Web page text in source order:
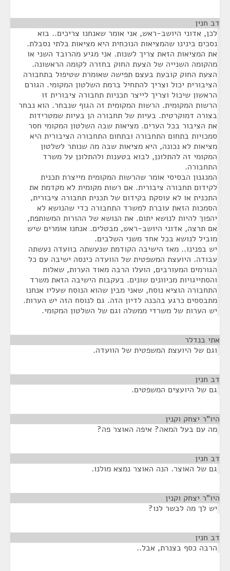
דב חנין
לכן, אדוני היושב-ראש, אני אומר שאנחנו צריכים.. בוא
נסכים בינינו שהמציאות הנוכחית היא מציאות בלתי נסבלת.
את המציאות הזאת צריך לשנות. אני מגיע מהרובד השני או
מהקומה השנייה של הצעת החוק בחזרה לקומה הראשונה.
הצעת החוק קובעת בעצם תפישה שאומרת שטיפול בתחבורה
הציבורית יכול וצריך להתחיל ברמת השלטון המקומי. הגורם
הראשון שיכול וצריך לייצר תכניות תחבורה ציבורית זו
הרשות המקומית. הרשות המקומית זה הגוף שנבחר. הוא נבחר
בצורה דמוקרטית. בעיות של תחבורה הן בעיות שמטרידות
את הציבור בכל הערים. מציאות שבה השלטון המקומי חסר
סמכויות בתחום התחבורה ובתחום התחבורה הציבורית היא
מציאות לא נכונה, היא מציאות שבה מה שנותר לשלטון
המקומי זה להתלונן, לבוא בטענות ולהתלונן על משרד
התחבורה.
המנגנון הבסיסי אומר שהרשות המקומית מייצרת תכנית
לקידום תחבורה ציבורית. אם רשות מקומית לא מקדמת את
התכנית או לא עוסקת בקידום של תכנית תחבורה ציבורית,
הסמכות הזאת עוברת למשרד התחבורה כדי שהנושא לא
יהפוך להיות לנושא יתום. את הנושא של ההורות המשותפת,
אם תרצה, אדוני היושב-ראש, מבטלים. אנחנו אומרים שיש
מוביל לנושא בכל אחד משני השלבים.
יש בפנינו.. מאז הישיבה הקודמת שנעשתה בוועדה נעשתה
עבודה. היועצת המשפטית של הוועדה כינסה ישיבה עם כל
הגורמים המעורבים, הועלו הרבה מאוד הערות, שאלות
והסתייגויות מכיוונים שונים. בעקבות הישיבה הזאת משרד
התחבורה הוציא נוסח, שאני מבין שהוא הנוסח שעליו אנחנו
מתבססים כרגע בהכנה לדיון הזה. גם לנוסח הזה יש הערות.
יש הערות של משרדי ממשלה וגם של השלטון המקומי.
אתי בנדלר
וגם של היועצת המשפטית של הוועדה.
דב חנין
גם של היועצים המשפטים.
היו"ר יצחק וקנין
מה עם בעל המאה? איפה האוצר פה?
דב חנין
גם של האוצר. הנה האוצר נמצא מולנו.
היו"ר יצחק וקנין
יש לך מה לבשר לנו?
דב חנין
הרבה כסף בצנרת, אבל..